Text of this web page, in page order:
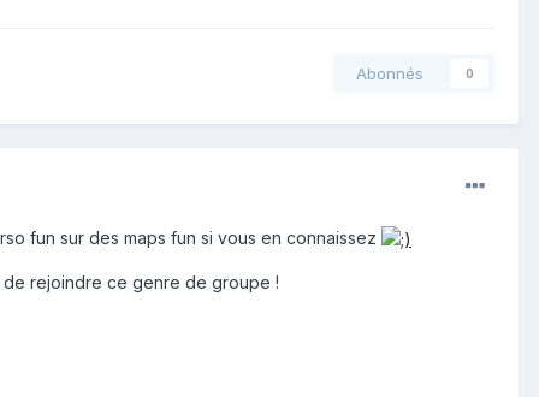
Abonnés 0
fun sur des maps fun si vous en connaissez
rejoindre ce genre de groupe !